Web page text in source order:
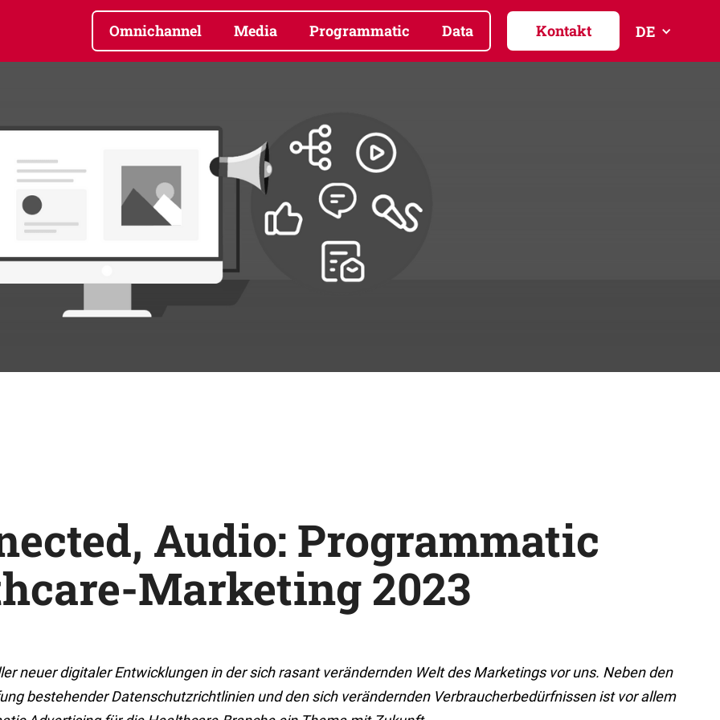
Omnichannel Media Programmatic Data Kontakt DE
Audio: Programmatic
Marketing 2023
neuer digitaler Entwicklungen in der sich rasant verändernden Welt des Marketings vor uns. Neben den
bestehender Datenschutzrichtlinien und den sich verändernden Verbraucherbedürfnissen ist vor allem